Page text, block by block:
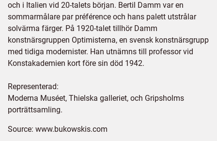
och i Italien vid 20-talets början. Bertil Damm var en
sommarmålare par préférence och hans palett utstrålar
solvärma färger. På 1920-talet tillhör Damm
konstnärsgruppen Optimisterna, en svensk konstnärsgrupp
med tidiga modernister. Han utnämns till professor vid
Konstakademien kort före sin död 1942.
Representerad:
Moderna Muséet, Thielska galleriet, och Gripsholms
porträttsamling.
Source: www.bukowskis.com